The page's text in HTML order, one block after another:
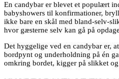
En candybar er blevet et populært
babyshowers til konfirmationer,
ikke bare en skål med bland-selv-
hvor gæsterne selv kan gå på
Det hyggelige ved en candybar er,
bordpynt og underholdning på én
omkring bordet, kigger på slikket